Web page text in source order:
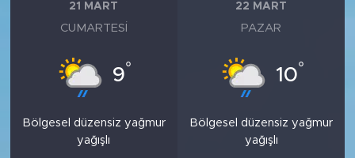
21 MART
CUMARTESI
9°
Bölgesel düzensiz yağmur
yağışlı
22 MART
PAZAR
10°
Bölgesel düzensiz yağmur
yağışlı